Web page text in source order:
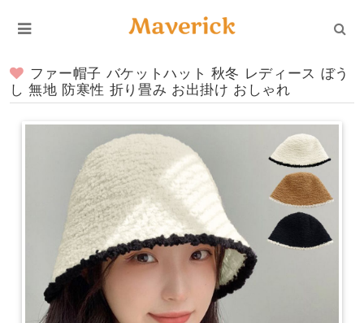
ファー帽子 バケットハット 秋冬 レディース ぼう
し 無地 防寒性 折り畳み お出掛け おしゃれ